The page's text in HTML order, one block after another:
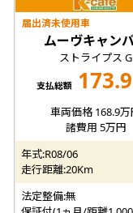
届出済未使用車
ムーヴキャン
ストライプス G
支払総額 173.9
車両価格 168.9万
諸費用 5万円
年式:R08/06
走行距離:20Km
法定整備:無